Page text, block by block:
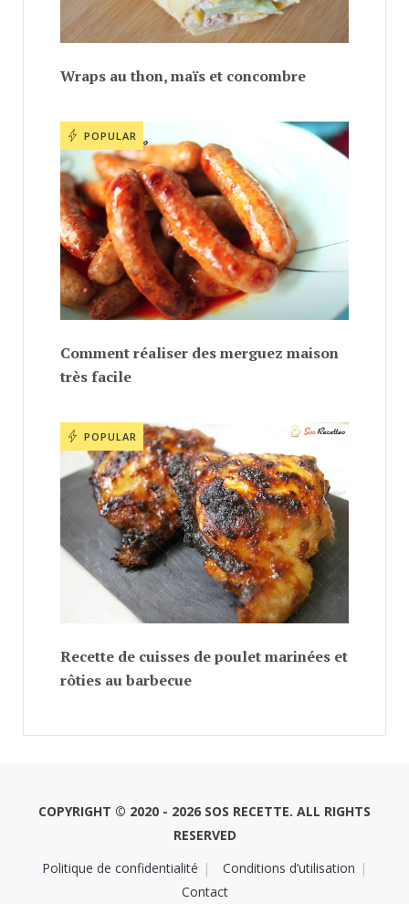
Wraps au thon, maïs et concombre
POPULAR
Comment réaliser des merguez maison
très facile
POPULAR
Recette de cuisses de poulet marinées et
rôties au barbecue
COPYRIGHT © 2020 - 2026 SOS RECETTE. ALL RIGHTS
RESERVED
Politique de confidentialité
Conditions d’utilisation
Contact